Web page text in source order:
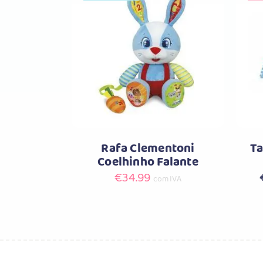
Comprar
Rafa Clementoni
Coelhinho Falante
€34.99 com IVA